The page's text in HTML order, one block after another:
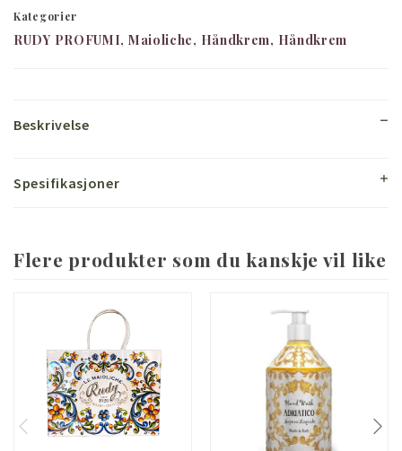
Kategorier
RUDY PROFUMI Maioliche Håndkrem Håndkrem
Beskrivelse
Spesifikasjoner
Flere produkter som du kanskje vil like